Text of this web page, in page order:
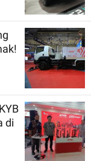
di